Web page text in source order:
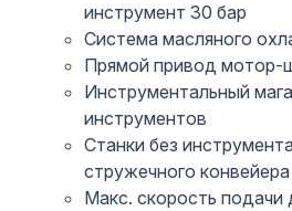
инструмент 30 бар
Система масляного
Прямой привод мотор-
Инструментальный
инструментов
Станки без
стружечного конвейера
Макс. скорость